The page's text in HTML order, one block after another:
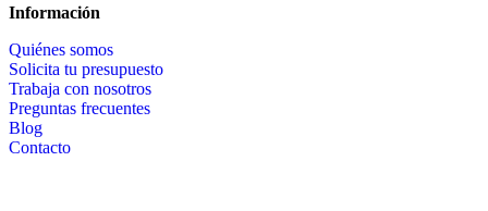
Información
Quiénes somos
Solicita tu presupuesto
Trabaja con nosotros
Preguntas frecuentes
Blog
Contacto